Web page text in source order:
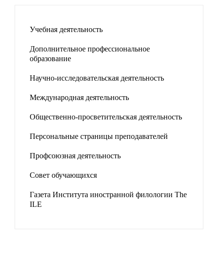
Учебная деятельность
Дополнительное профессиональное
образование
Научно-исследовательская деятельность
Международная деятельность
Общественно-просветительская деятельность
Персональные страницы преподавателей
Профсоюзная деятельность
Совет обучающихся
Газета Института иностранной филологии The
ILE